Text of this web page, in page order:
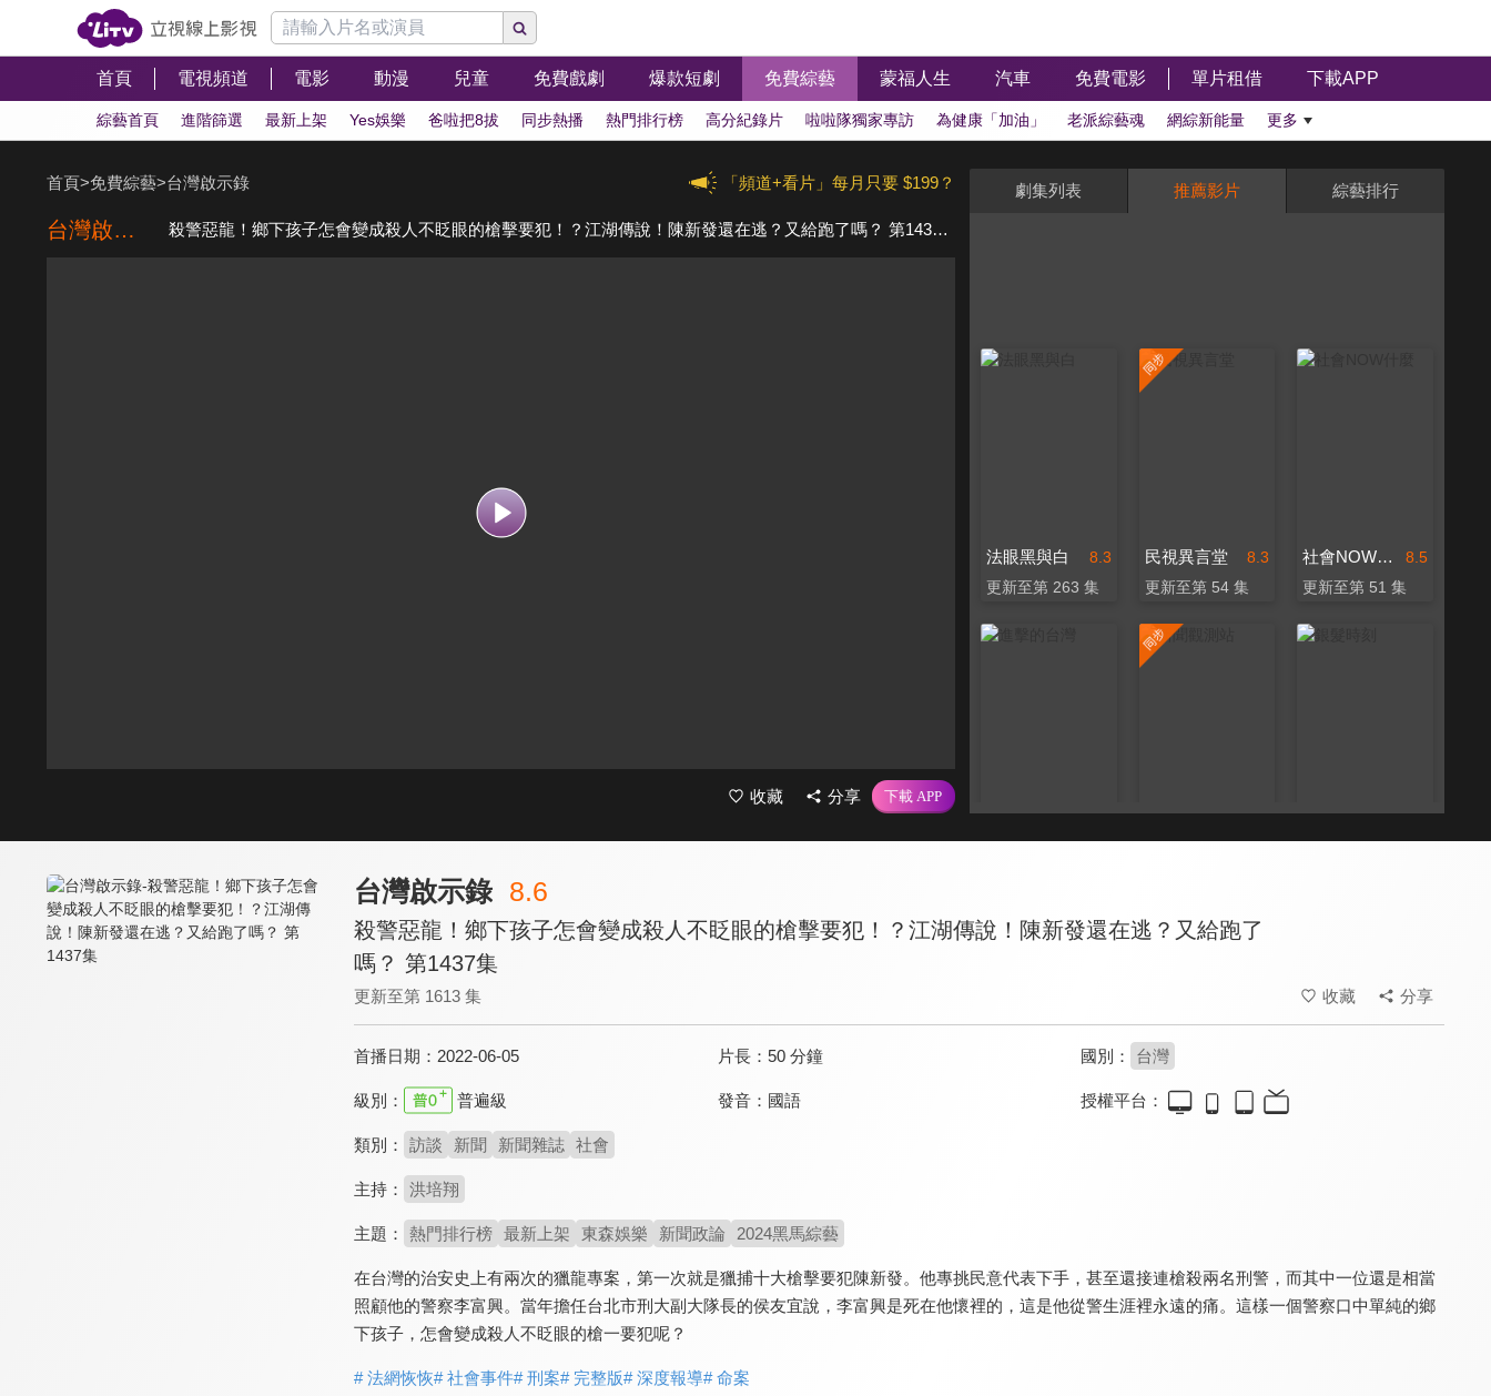
首頁 電視頻道 電影 動漫 兒童 免費戲劇 爆款短劇 免費綜藝 蒙福人生 汽車 免費電影 單片租借 下載APP
綜藝首頁 進階篩選 最新上架 Yes娛樂 爸啦把8拔 同步熱播 熱門排行榜 高分紀錄片 啦啦隊獨家專訪 為健康「加油」 老派綜藝魂 網綜新能量 更多
「頻道+看片」每月只要 $199？
首頁>免費綜藝>台灣啟示錄
台灣啟示錄 殺警惡龍！鄉下孩子怎會變成殺人不眨眼的槍擊要犯！？江湖傳說！陳新發還在逃？又給跑了嗎？ 第1437集
收藏 分享
劇集列表 推薦影片 綜藝排行
8.3
法眼黑與白
更新至第 263 集
8.3
民視異言堂
更新至第 54 集
8.5
社會NOW什麼
更新至第 51 集
8.7 8.1
銀髮俱樂部•凱倫直播間
台灣啟示錄 8.6
殺警惡龍！鄉下孩子怎會變成殺人不眨眼的槍擊要犯！？江湖傳說！陳新發還在逃？又給跑了
嗎？ 第1437集
更新至第 1613 集 收藏 分享
首播日期： 2022-06-05 片長： 50 分鐘 國別： 台灣
級別： 普遍級 發音： 國語 授權平台：
類別： 訪談 新聞 新聞雜誌 社會
主持： 洪培翔
主題： 熱門排行榜 最新上架 東森娛樂 新聞政論 2024黑馬綜藝
在台灣的治安史上有兩次的獵龍專案，第一次就是獵捕十大槍擊要犯陳新發。他專挑民意代表下手，甚至還接連槍殺兩名刑警，而其中一位還是相當
照顧他的警察李富興。當年擔任台北市刑大副大隊長的侯友宜說，李富興是死在他懷裡的，這是他從警生涯裡永遠的痛。這樣一個警察口中單純的鄉
下孩子，怎會變成殺人不眨眼的槍一要犯呢？
# 法網恢恢# 社會事件# 刑案# 完整版# 深度報導# 命案